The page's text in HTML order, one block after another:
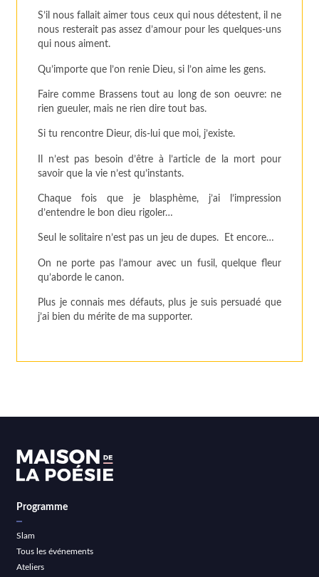
S’il nous fallait aimer tous ceux qui nous détestent, il ne
nous resterait pas assez d’amour pour les quelques-uns
qui nous aiment.
Qu’importe que l’on renie Dieu, si l’on aime les gens.
Faire comme Brassens tout au long de son oeuvre: ne
rien gueuler, mais ne rien dire tout bas.
Si tu rencontre Dieur, dis-lui que moi, j’existe.
Il n’est pas besoin d’être à l’article de la mort pour
savoir que la vie n’est qu’instants.
Chaque fois que je blasphème, j’ai l’impression
d’entendre le bon dieu rigoler…
Seul le solitaire n’est pas un jeu de dupes. Et encore…
On ne porte pas l’amour avec un fusil, quelque fleur
qu’aborde le canon.
Plus je connais mes défauts, plus je suis persuadé que
j’ai bien du mérite de ma supporter.
Programme
Slam
Tous les événements
Ateliers